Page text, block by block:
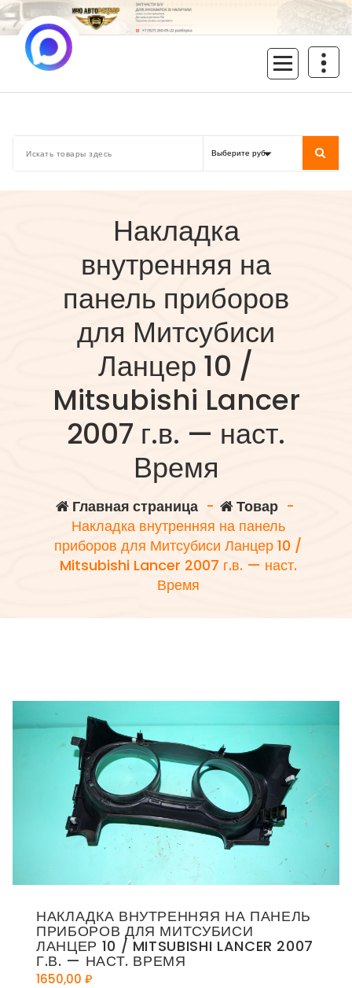
Перейти
к
содержимому
Накладка
внутренняя на
панель приборов
для Митсубиси
Ланцер 10 /
Mitsubishi Lancer
2007 г.в. — наст.
Время
Главная страница- Товар-
Накладка внутренняя на панель
приборов для Митсубиси Ланцер 10 /
Mitsubishi Lancer 2007 г.в. — наст.
Время
НАКЛАДКА ВНУТРЕННЯЯ НА ПАНЕЛЬ
ПРИБОРОВ ДЛЯ МИТСУБИСИ
ЛАНЦЕР 10 / MITSUBISHI LANCER 2007
Г.В. — НАСТ. ВРЕМЯ
1650,00 ₽